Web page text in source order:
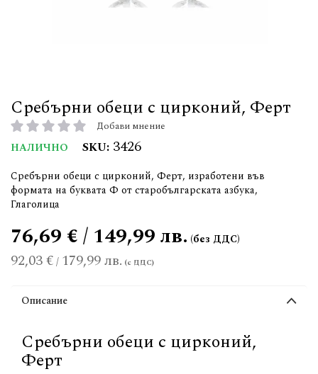
Сребърни обеци с цирконий, Ферт
рейтинг: Добави мнение
НАЛИЧНО SKU 3426
Сребърни обеци с цирконий, Ферт, изработени във
формата на буквата Ф от старобългарската азбука,
Глаголица
92,03 €/ 179,99 лв.
76,69 € / 149,99 лв.
Описание
Сребърни обеци с цирконий,
Ферт